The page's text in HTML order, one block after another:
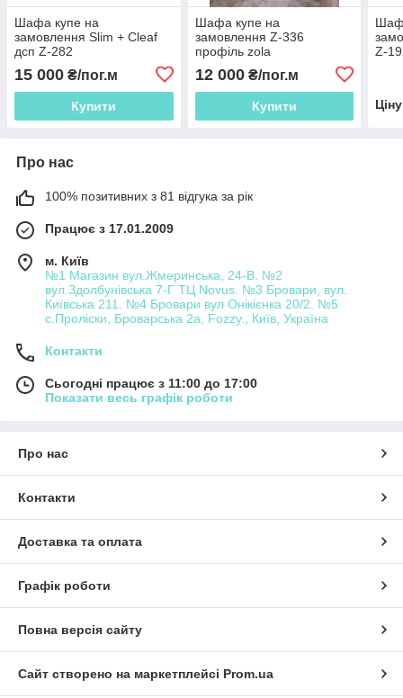
Шафа купе на
замовлення Slim + Cleaf
дсп Z-282
15 000 ₴/пог.м
Купити
Шафа купе на
замовлення Z-336
профіль zola
12 000₴/пог.м
Купити
Z-
Про нас
100% позитивних з 81 відгука за рік
Працює з 17.01.2009
м. Київ
№1 Магазин вул.Жмеринська, 24-В. №2
вул.Здолбунівська 7-Г ТЦ Novus. №3 Бровари, вул.
Київська 211. №4 Бровари вул Онікієнка 20/2. №5
с.Проліски, Броварська 2а, Fozzy., Київ, Україна
Контакти
Сьогодні працює з 11:00 до 17:00
Показати весь графік роботи
Про нас
Контакти
Доставка та оплата
Графік роботи
Повна версія сайту
Сайт створено на маркетплейсі Prom.ua